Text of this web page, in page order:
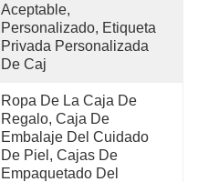
Aceptable,
Personalizado, Etiqueta
Privada Personalizada
De Caj
Ropa De La Caja De
Regalo, Caja De
Embalaje Del Cuidado
De Piel, Cajas De
Empaquetado Del